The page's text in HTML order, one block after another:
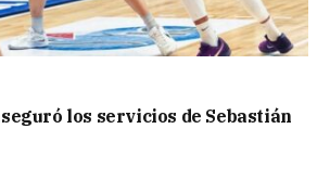
los servicios de Sebastián